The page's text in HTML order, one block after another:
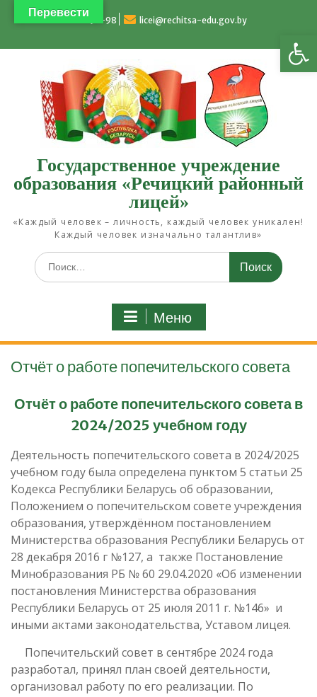
Открыть панель инструментов
Перейти
4-93-98 licei@rechitsa-edu.gov.by
Государственное учреждение
образования «Речицкий районный
лицей»
«Каждый человек – личность, каждый человек уникален!
Каждый человек изначально талантлив»
Искать:
Меню
Отчёт о работе попечительского совета
Отчёт о работе попечительского совета в
2024/2025 учебном году
Деятельность попечительского совета в 2024/2025
учебном году была определена пунктом 5 статьи 25
Кодекса Республики Беларусь об образовании,
Положением о попечительском совете учреждения
образования, утверждённом постановлением
Министерства образования Республики Беларусь от
28 декабря 2016 г №127, а также Постановление
Минобразования РБ № 60 29.04.2020 «Об изменении
постановления Министерства образования
Республики Беларусь от 25 июля 2011 г. №146» и
иными актами законодательства, Уставом лицея.
Попечительский совет в сентябре 2024 года
разработал, принял план своей деятельности,
организовал работу по его реализации. По
Перевести